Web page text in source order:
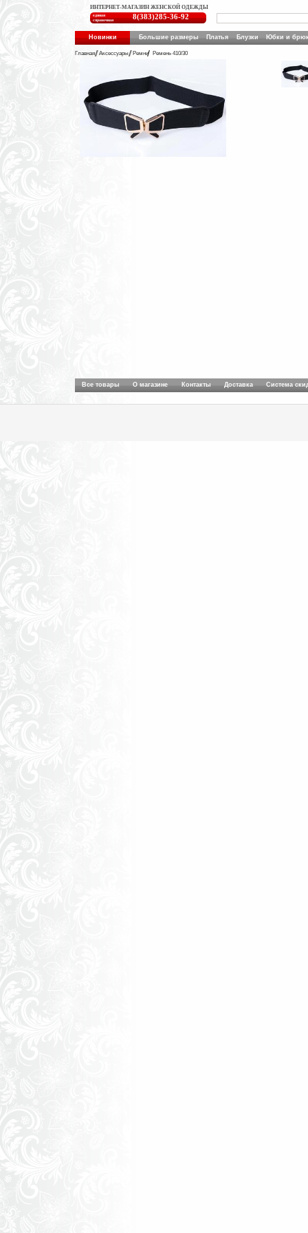
ИНТЕРНЕТ-МАГАЗИН ЖЕНСКОЙ ОДЕЖДЫ
единая
справочная
8(383)285-36-92
Новинки Большие размеры Платья Блузки Юбки и
Главная Аксессуары Ремни Ремень 410/30
Все товары О магазине Контакты Доставка Система